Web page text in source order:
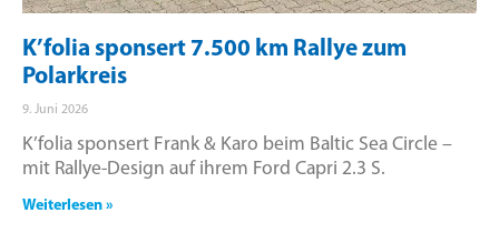
K’folia sponsert 7.500 km Rallye zum
Polarkreis
9. Juni 2026
K’folia sponsert Frank & Karo beim Baltic Sea Circle –
mit Rallye-Design auf ihrem Ford Capri 2.3 S.
Weiterlesen »